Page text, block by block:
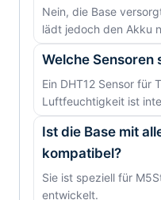
Nein, die Base
lädt jedoch den Akku
Welche Sensoren
Ein DHT12 Sensor für
Luftfeuchtigkeit ist
Ist die Base mit
kompatibel?
Sie ist speziell für
entwickelt.